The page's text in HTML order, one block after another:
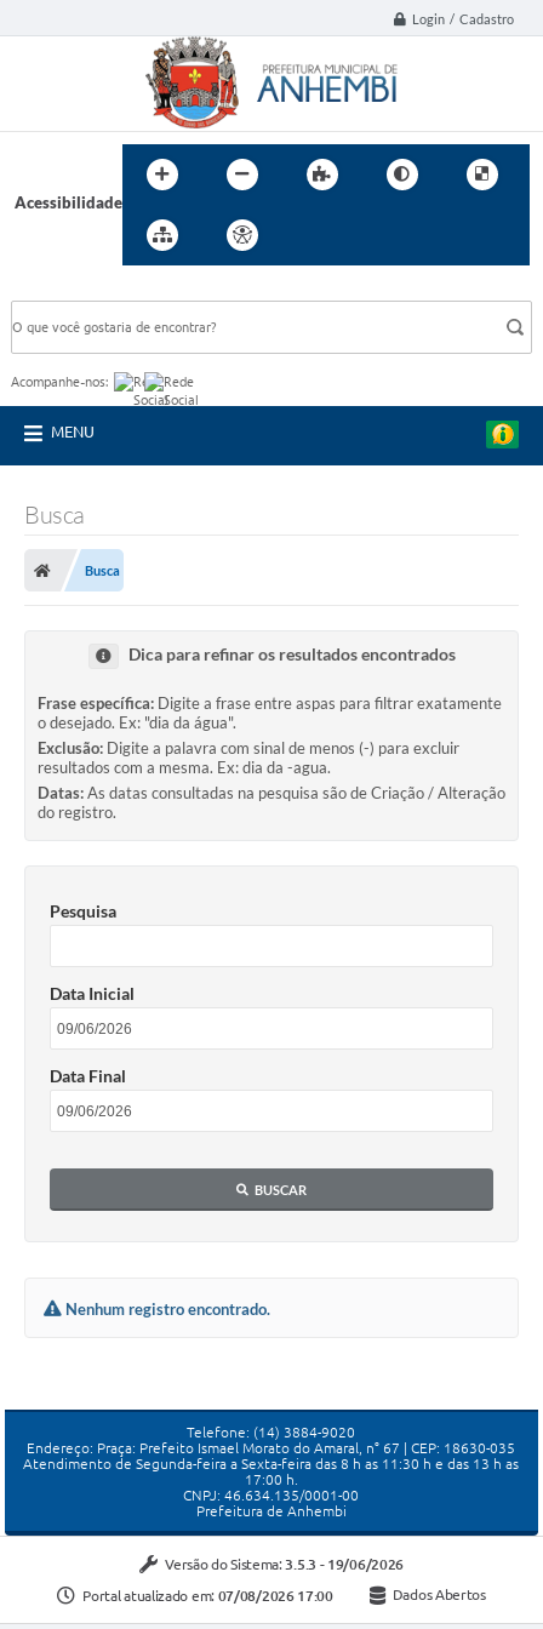
Login / Cadastro
Acessibilidade
Acompanhe-nos:
MENU
Busca
Busca
Dica para refinar os resultados encontrados
Frase específica: Digite a frase entre aspas para filtrar exatamente
o desejado. Ex: "dia da água".
Exclusão: Digite a palavra com sinal de menos (-) para excluir
resultados com a mesma. Ex: dia da -agua.
Datas:As datas consultadas na pesquisa são de Criação / Alteração
do registro.
Pesquisa
Data Inicial
Data Final
BUSCAR
Nenhum registro encontrado.
Telefone: (14) 3884-9020
Endereço: Praça: Prefeito Ismael Morato do Amaral, n° 67 | CEP: 18630-035
Atendimento de Segunda-feira a Sexta-feira das 8 h as 11:30 h e das 13 h as
17:00 h.
CNPJ: 46.634.135/0001-00
Prefeitura de Anhembi
Versão do Sistema: 3.5.3 - 19/06/2026
Portal atualizado em: 07/08/2026 17:00 Dados Abertos